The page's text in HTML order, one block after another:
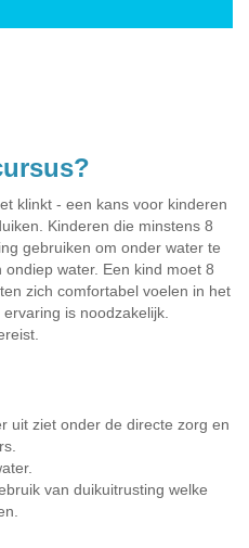
klinkt - een kans voor kinderen
Kinderen die minstens 8
gebruiken om onder water te
water. Een kind moet 8
zich comfortabel voelen in het
is noodzakelijk.
uit ziet onder de directe zorg en
van duikuitrusting welke